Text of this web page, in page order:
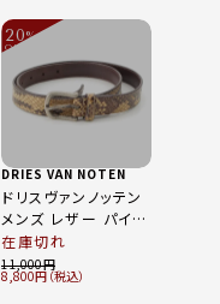
20%
OFF
DRIES VAN NOTEN
ドリスヴァンノッテン
メンズ レザー パイソ
ン ベルト ブラウン ベ
ージュ 85
在庫切れ
11,000
8,800